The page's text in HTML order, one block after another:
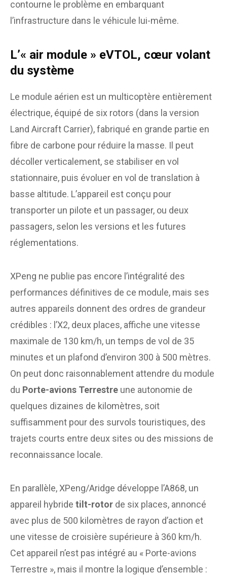
contourne le problème en embarquant
l’infrastructure dans le véhicule lui-même.
L’« air module » eVTOL, cœur volant
du système
Le module aérien est un multicoptère entièrement
électrique, équipé de six rotors (dans la version
Land Aircraft Carrier), fabriqué en grande partie en
fibre de carbone pour réduire la masse. Il peut
décoller verticalement, se stabiliser en vol
stationnaire, puis évoluer en vol de translation à
basse altitude. L’appareil est conçu pour
transporter un pilote et un passager, ou deux
passagers, selon les versions et les futures
réglementations.
XPeng ne publie pas encore l’intégralité des
performances définitives de ce module, mais ses
autres appareils donnent des ordres de grandeur
crédibles : l’X2, deux places, affiche une vitesse
maximale de 130 km/h, un temps de vol de 35
minutes et un plafond d’environ 300 à 500 mètres.
On peut donc raisonnablement attendre du module
du Porte-avions Terrestre une autonomie de
quelques dizaines de kilomètres, soit
suffisamment pour des survols touristiques, des
trajets courts entre deux sites ou des missions de
reconnaissance locale.
En parallèle, XPeng/Aridge développe l’A868, un
appareil hybride tilt-rotor de six places, annoncé
avec plus de 500 kilomètres de rayon d’action et
une vitesse de croisière supérieure à 360 km/h.
Cet appareil n’est pas intégré au « Porte-avions
Terrestre », mais il montre la logique d’ensemble :